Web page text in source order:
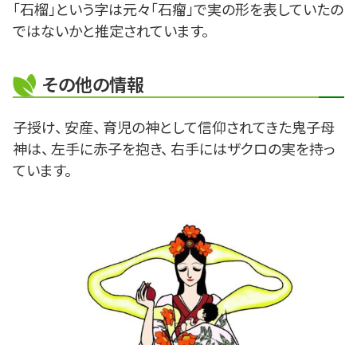
「石榴」という字は元々「石瘤」で実の形を表していたの
ではないかと推定されています。
その他の情報
子授け、 安産、 育児の神として信仰されてきた鬼子母
神は、 左手に赤子を抱き、 右手にはザクロの実を持っ
ています。